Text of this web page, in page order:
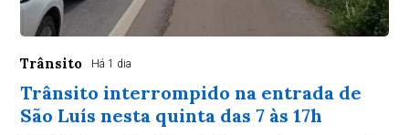
Trânsito Há 1 dia
Trânsito interrompido na entrada de
São Luís nesta quinta das 7 às 17h